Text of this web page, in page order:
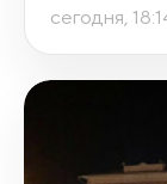
сегодня,